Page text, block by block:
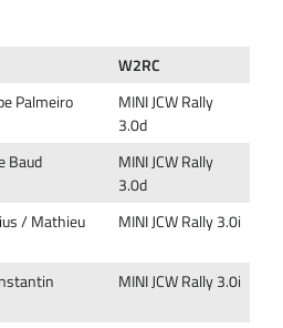
W2RC
Palmeiro
MINI JCW Rally
3.0d
Baud
MINI JCW Rally
3.0d
/ Mathieu
MINI JCW Rally 3.0i
MINI JCW Rally 3.0i